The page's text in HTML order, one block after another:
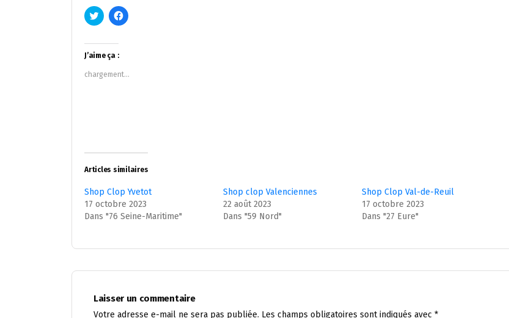
Cliquez
pour
Twitter(ouvre
dans
une
nouvelle
fenêtre)
Cliquez
pour
fenêtre)
J’aime ça :
chargement…
Articles similaires
Shop Clop Yvetot
17 octobre 2023
Dans "76 Seine-Maritime"
Shop clop Valenciennes
22 août 2023
Dans "59 Nord"
Shop Clop Val-de-Reuil
17 octobre 2023
Dans "27 Eure"
Laisser un commentaire
Votre adresse e-mail ne sera pas publiée. Les champs obligatoires sont indiqués avec *